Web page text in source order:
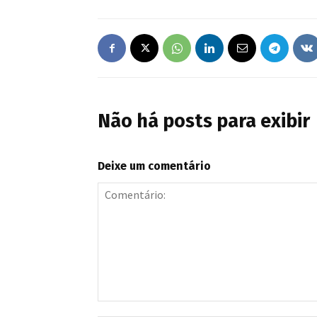
Não há posts para exibir
Deixe um comentário